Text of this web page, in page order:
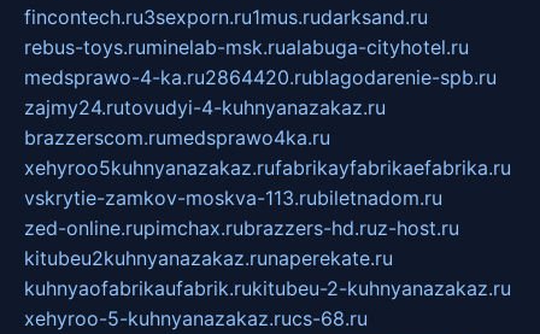
fincontech.ru3sexporn.ru1mus.rudarksand.ru
rebus-toys.ruminelab-msk.rualabuga-cityhotel.ru
medsprawo-4-ka.ru2864420.rublagodarenie-spb.ru
zajmy24.rutovudyi-4-kuhnyanazakaz.ru
brazzerscom.rumedsprawo4ka.ru
xehyroo5kuhnyanazakaz.rufabrikayfabrikaefabrika.ru
vskrytie-zamkov-moskva-113.rubiletnadom.ru
zed-online.rupimchax.rubrazzers-hd.ruz-host.ru
kitubeu2kuhnyanazakaz.runaperekate.ru
kuhnyaofabrikaufabrik.rukitubeu-2-kuhnyanazakaz.ru
xehyroo-5-kuhnyanazakaz.rucs-68.ru